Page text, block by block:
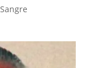
Sangre